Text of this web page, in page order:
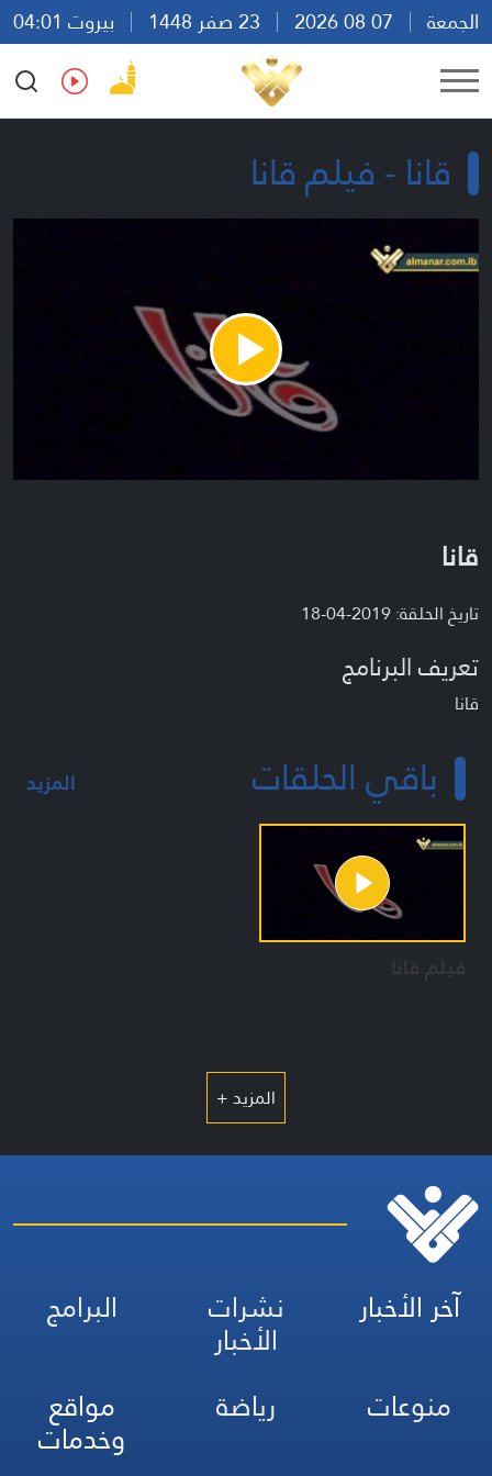
الجمعة
بيروت 04:01
Ar
En Fr Es
قانا - فيلم قانا
Play
Video
قانا
تاريخ الحلقة: 2019-04-18
تعريف البرنامج
قانا
باقي الحلقات المزيد
فيلم قانا
المزيد +
آخر الأخبار نشرات
الأخبار
البرامج
منوعات
رياضة مواقع
وخدمات